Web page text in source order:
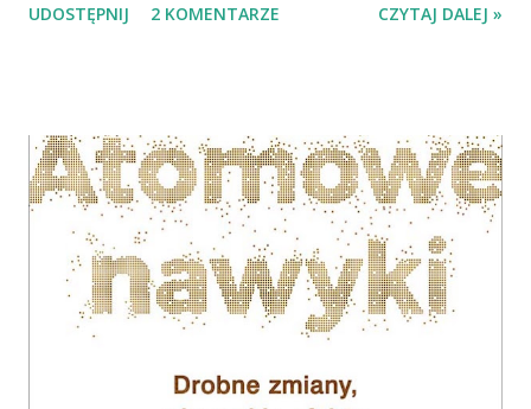
szansę w której daje tylko przeszczep. Nie ma jednak
najważniejsza. I byłaby Urszula przyjęła to za majak
zmęczonego umysłu, gdyby nie to, że do klasztoru w Tyńcu
wzywa ją brat matki, Iwo, wspominając o informacjach
istotnych dla ratowania Idy. Wuj i siostrzenica spotykają się,
wuj zdradza tajemnicę spowiedzi i zaczyna się opowieść
wyjaśniająca wszelkie zawiłości rodzinne. Doceniam, że
wciąż stanowiącej społeczne tabu. Bycie dawcą, czy krwi,
UDOSTĘPNIJ 2 KOMENTARZE CZYTAJ DALEJ »